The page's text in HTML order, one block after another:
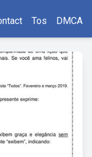
Tos DMCA